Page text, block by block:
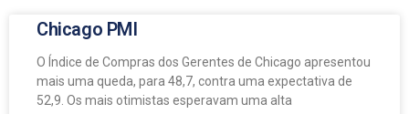
Chicago PMI
O Índice de Compras dos Gerentes de Chicago apresentou
mais uma queda, para 48,7, contra uma expectativa de
52,9. Os mais otimistas esperavam uma alta